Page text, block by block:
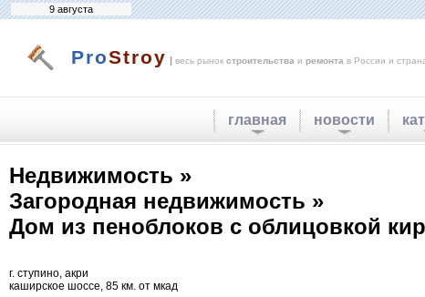
9 августа
ProStroy | весь рынок строительства и ремонта в России и
главная новости
Недвижимость »
Загородная недвижимость »
Дом из пеноблоков с облицовкой
г. ступино, акри
каширское шоссе, 85 км. от мкад